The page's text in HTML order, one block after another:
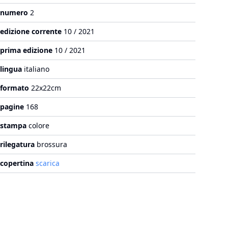
numero 2
edizione corrente 10 / 2021
prima edizione 10 / 2021
lingua italiano
formato 22x22cm
pagine 168
stampa colore
rilegatura brossura
copertina scarica